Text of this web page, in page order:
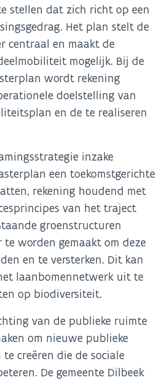
stellen dat zich richt op een
Het plan stelt de
centraal en maakt de
mogelijk. Bij de
wordt rekening
doelstelling van
en de te realiseren
inzake
een toekomstgerichte
rekening houdend met
van het traject
groenstructuren
worden gemaakt om deze
en te versterken. Dit kan
laanbomennetwerk uit te
op biodiversiteit.
van de publieke ruimte
om nieuwe publieke
creëren die de sociale
De gemeente Dilbeek